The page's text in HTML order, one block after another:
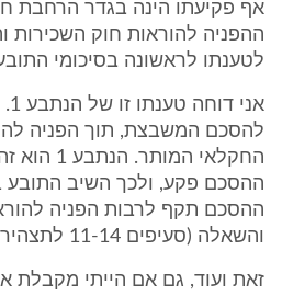
אף פקיעתו הינה בגדר הרחבת
ההפניה להוראות חוק השכירות
לטענתו לראשונה בסיכומי
להסכם המשבצת, תוך הפניה
החקלאי
ההסכם פקע, ולכך השיב התובע
ההסכם תקף לרבות הפניה
והשאלה (סעיפים 11-14 לתצהיר הגב' גלעד).